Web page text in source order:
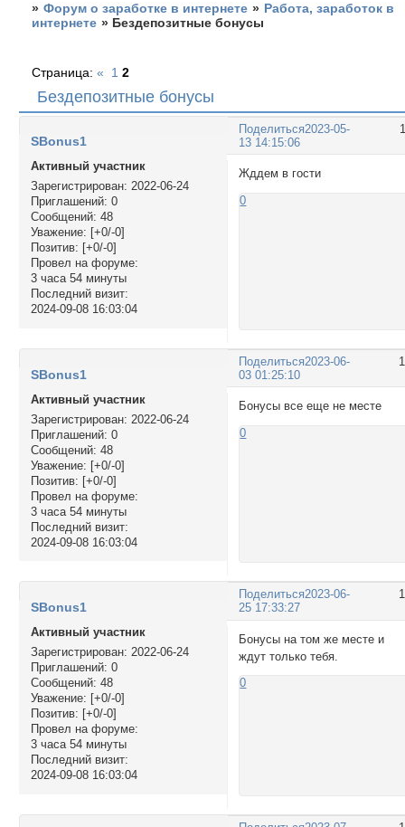
» Форум о заработке в интернете » Работа, заработок в
интернете » Бездепозитные бонусы
Бездепозитные бонусы
Страница:« 1 2
Поделиться2023-05-
13 14:15:06
SBonus1
Активный участник
Зарегистрирован: 2022-06-24
Приглашений: 0
Сообщений: 48
Уважение: [+0/-0]
Позитив: [+0/-0]
Провел на форуме:
3 часа 54 минуты
Последний визит:
2024-09-08 16:03:04
Жддем в гости
0
Поделиться2023-06-
03 01:25:10
SBonus1
Активный участник
Зарегистрирован: 2022-06-24
Приглашений: 0
Сообщений: 48
Уважение: [+0/-0]
Позитив: [+0/-0]
Провел на форуме:
3 часа 54 минуты
Последний визит:
2024-09-08 16:03:04
Бонусы все еще не месте
0
Поделиться2023-06-
25 17:33:27
SBonus1
Активный участник
Зарегистрирован: 2022-06-24
Приглашений: 0
Сообщений: 48
Уважение: [+0/-0]
Позитив: [+0/-0]
Провел на форуме:
3 часа 54 минуты
Последний визит:
2024-09-08 16:03:04
Бонусы на том же месте и
ждут только тебя.
0